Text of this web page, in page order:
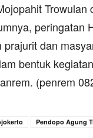
peringatan
dan
bentuk
(penrem
Pendopo Agung